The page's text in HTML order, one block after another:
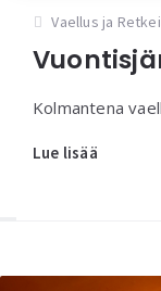
Vaellus ja
Kolmantena
Lue lisää